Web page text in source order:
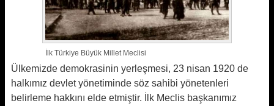
İlk Türkiye Büyük Millet Meclisi
Ülkemizde demokrasinin yerleşmesi, 23 nisan 1920 de
halkımız devlet yönetiminde söz sahibi yönetenleri
belirleme hakkını elde etmiştir. İlk Meclis başkanımız